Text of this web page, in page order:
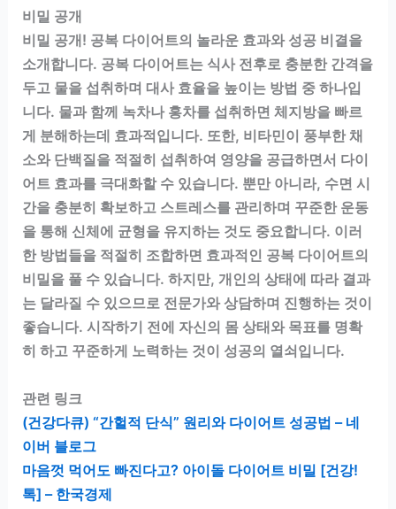
비밀 공개
비밀 공개! 공복 다이어트의 놀라운 효과와 성공 비결을
소개합니다. 공복 다이어트는 식사 전후로 충분한 간격을
두고 물을 섭취하며 대사 효율을 높이는 방법 중 하나입
니다. 물과 함께 녹차나 홍차를 섭취하면 체지방을 빠르
게 분해하는데 효과적입니다. 또한, 비타민이 풍부한 채
소와 단백질을 적절히 섭취하여 영양을 공급하면서 다이
어트 효과를 극대화할 수 있습니다. 뿐만 아니라, 수면 시
간을 충분히 확보하고 스트레스를 관리하며 꾸준한 운동
을 통해 신체에 균형을 유지하는 것도 중요합니다. 이러
한 방법들을 적절히 조합하면 효과적인 공복 다이어트의
비밀을 풀 수 있습니다. 하지만, 개인의 상태에 따라 결과
는 달라질 수 있으므로 전문가와 상담하며 진행하는 것이
좋습니다. 시작하기 전에 자신의 몸 상태와 목표를 명확
히 하고 꾸준하게 노력하는 것이 성공의 열쇠입니다.
관련 링크
(건강다큐) “간헐적 단식” 원리와 다이어트 성공법 – 네
이버 블로그
마음껏 먹어도 빠진다고? 아이돌 다이어트 비밀 [건강!
톡] – 한국경제